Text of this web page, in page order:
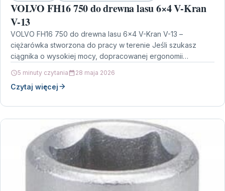
VOLVO FH16 750 do drewna lasu 6×4 V-Kran
V-13
VOLVO FH16 750 do drewna lasu 6×4 V-Kran V-13 –
ciężarówka stworzona do pracy w terenie Jeśli szukasz
ciągnika o wysokiej mocy, dopracowanej ergonomii…
5 minuty czytania 28 maja 2026
Czytaj więcej